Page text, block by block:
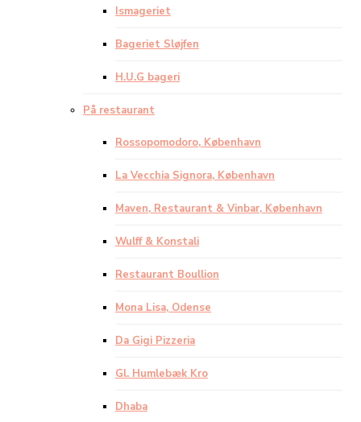
Ismageriet
Bageriet Sløjfen
H.U.G bageri
På restaurant
Rossopomodoro, København
La Vecchia Signora, København
Maven, Restaurant & Vinbar, København
Wulff & Konstali
Restaurant Boullion
Mona Lisa, Odense
Da Gigi Pizzeria
Gl. Humlebæk Kro
Dhaba